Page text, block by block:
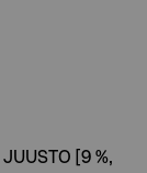
[9 %,